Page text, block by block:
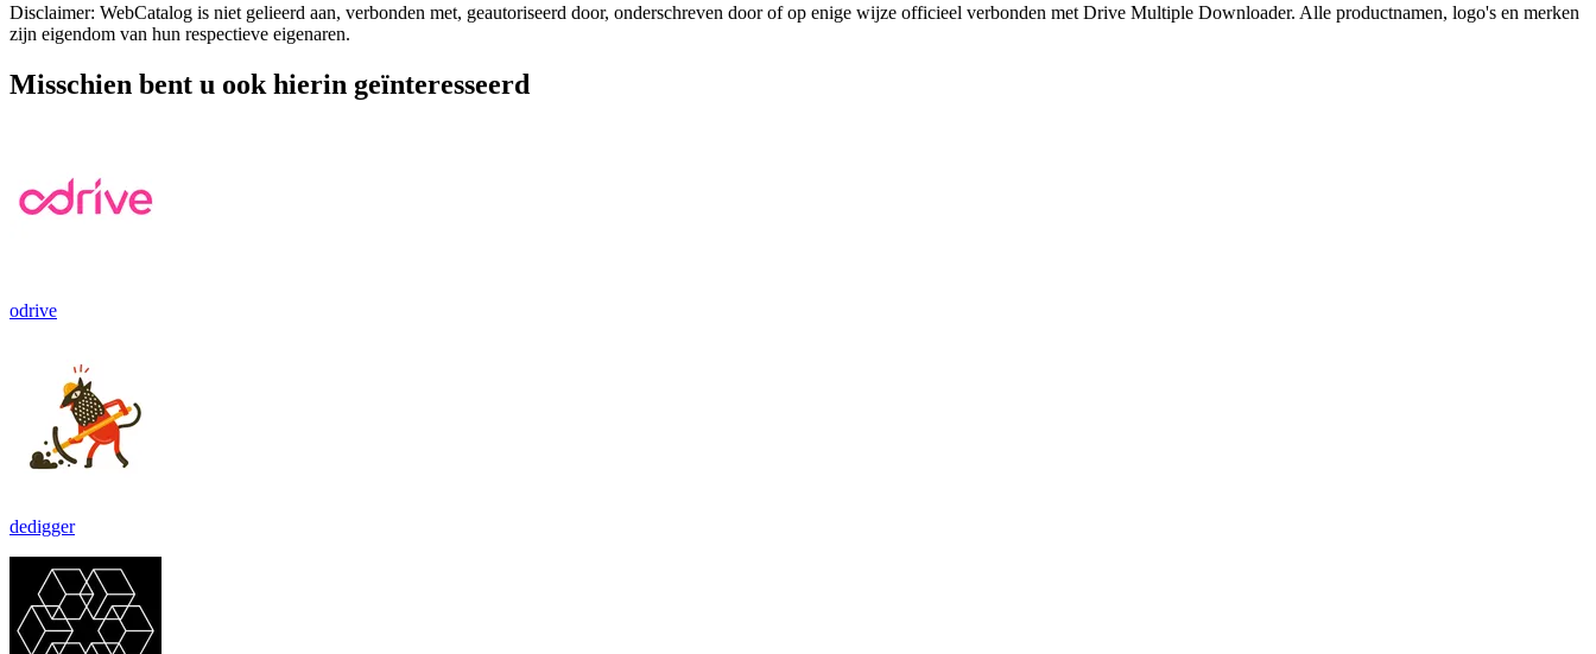
Disclaimer: WebCatalog is niet gelieerd aan, verbonden met, geautoriseerd door, onderschreven door of op enige wijze officieel verbonden met Drive Multiple Downloader. Alle productnamen, logo's en merken
zijn eigendom van hun respectieve eigenaren.
Misschien bent u ook hierin geïnteresseerd
odrive
dedigger